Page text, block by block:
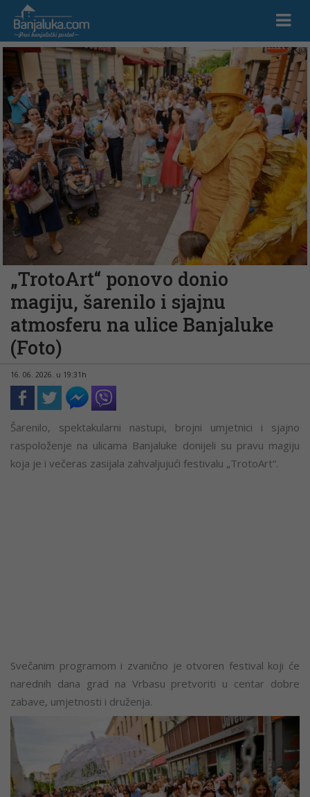
„TrotoArt“ ponovo donio
magiju, šarenilo i sjajnu
atmosferu na ulice Banjaluke
(Foto)
16. 06. 2026. u 19:31h
Šarenilo, spektakularni nastupi, brojni umjetnici i sjajno
raspoloženje na ulicama Banjaluke donijeli su pravu magiju
koja je i večeras zasijala zahvaljujući festivalu „TrotoArt“.
Svečanim programom i zvanično je otvoren festival koji će
narednih dana grad na Vrbasu pretvoriti u centar dobre
zabave, umjetnosti i druženja.